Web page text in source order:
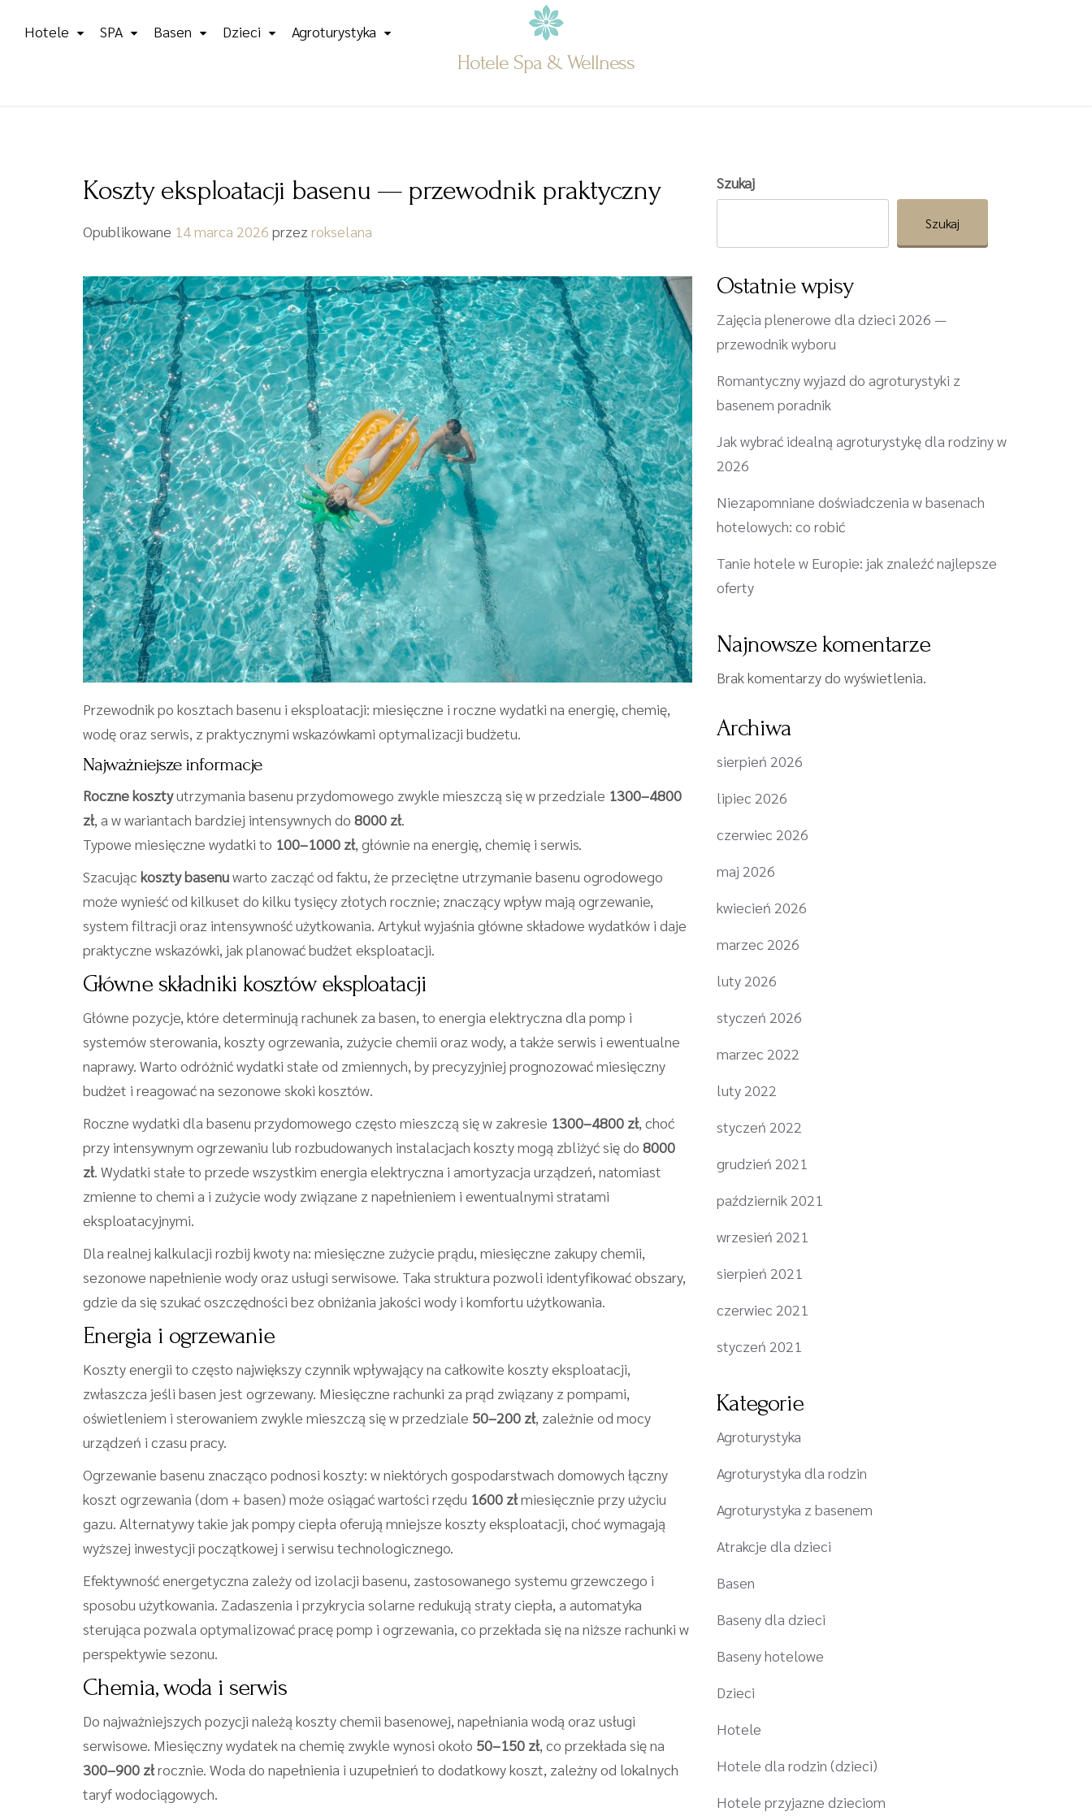
Hotele SPA Basen Dzieci Agroturystyka
Hotele Spa & Wellness
Koszty eksploatacji basenu — przewodnik praktyczny
Opublikowane 14 marca 2026 przez rokselana
Przewodnik po kosztach basenu i eksploatacji: miesięczne i roczne wydatki na energię, chemię,
wodę oraz serwis, z praktycznymi wskazówkami optymalizacji budżetu.
Najważniejsze informacje
Roczne kosztyutrzymania basenu przydomowego zwykle mieszczą się w przedziale 1300–4800
zł, a w wariantach bardziej intensywnych do 8000 zł.
Typowe miesięczne wydatki to 100–1000 zł, głównie na energię, chemię i serwis.
Szacując koszty basenuwarto zacząć od faktu, że przeciętne utrzymanie basenu ogrodowego
może wynieść od kilkuset do kilku tysięcy złotych rocznie; znaczący wpływ mają ogrzewanie,
system filtracji oraz intensywność użytkowania. Artykuł wyjaśnia główne składowe wydatków i daje
praktyczne wskazówki, jak planować budżet eksploatacji.
Główne składniki kosztów eksploatacji
Główne pozycje, które determinują rachunek za basen, to energia elektryczna dla pomp i
systemów sterowania, koszty ogrzewania, zużycie chemii oraz wody, a także serwis i ewentualne
naprawy. Warto odróżnić wydatki stałe od zmiennych, by precyzyjniej prognozować miesięczny
budżet i reagować na sezonowe skoki kosztów.
Roczne wydatki dla basenu przydomowego często mieszczą się w zakresie 1300–4800 zł, choć
przy intensywnym ogrzewaniu lub rozbudowanych instalacjach koszty mogą zbliżyć się do 8000
zł. Wydatki stałe to przede wszystkim energia elektryczna i amortyzacja urządzeń, natomiast
zmienne to chemi a i zużycie wody związane z napełnieniem i ewentualnymi stratami
eksploatacyjnymi.
Dla realnej kalkulacji rozbij kwoty na: miesięczne zużycie prądu, miesięczne zakupy chemii,
sezonowe napełnienie wody oraz usługi serwisowe. Taka struktura pozwoli identyfikować obszary,
gdzie da się szukać oszczędności bez obniżania jakości wody i komfortu użytkowania.
Energia i ogrzewanie
Koszty energii to często największy czynnik wpływający na całkowite koszty eksploatacji,
zwłaszcza jeśli basen jest ogrzewany. Miesięczne rachunki za prąd związany z pompami,
oświetleniem i sterowaniem zwykle mieszczą się w przedziale 50–200 zł, zależnie od mocy
urządzeń i czasu pracy.
Ogrzewanie basenu znacząco podnosi koszty: w niektórych gospodarstwach domowych łączny
koszt ogrzewania (dom + basen) może osiągać wartości rzędu 1600 złmiesięcznie przy użyciu
gazu. Alternatywy takie jak pompy ciepła oferują mniejsze koszty eksploatacji, choć wymagają
wyższej inwestycji początkowej i serwisu technologicznego.
Efektywność energetyczna zależy od izolacji basenu, zastosowanego systemu grzewczego i
sposobu użytkowania. Zadaszenia i przykrycia solarne redukują straty ciepła, a automatyka
sterująca pozwala optymalizować pracę pomp i ogrzewania, co przekłada się na niższe rachunki w
perspektywie sezonu.
Chemia, woda i serwis
Do najważniejszych pozycji należą koszty chemii basenowej, napełniania wodą oraz usługi
serwisowe. Miesięczny wydatek na chemię zwykle wynosi około 50–150 zł, co przekłada się na
300–900 złrocznie. Woda do napełnienia i uzupełnień to dodatkowy koszt, zależny od lokalnych
taryf wodociągowych.
Szukaj
Szukaj
Ostatnie wpisy
Zajęcia plenerowe dla dzieci 2026 —
przewodnik wyboru
Romantyczny wyjazd do agroturystyki z
basenem poradnik
Jak wybrać idealną agroturystykę dla rodziny w
2026
Niezapomniane doświadczenia w basenach
hotelowych: co robić
Tanie hotele w Europie: jak znaleźć najlepsze
oferty
Najnowsze komentarze
Brak komentarzy do wyświetlenia.
Archiwa
sierpień 2026
lipiec 2026
czerwiec 2026
maj 2026
kwiecień 2026
marzec 2026
luty 2026
styczeń 2026
marzec 2022
luty 2022
styczeń 2022
grudzień 2021
październik 2021
wrzesień 2021
sierpień 2021
czerwiec 2021
styczeń 2021
Kategorie
Agroturystyka
Agroturystyka dla rodzin
Agroturystyka z basenem
Atrakcje dla dzieci
Basen
Baseny dla dzieci
Baseny hotelowe
Dzieci
Hotele
Hotele dla rodzin (dzieci)
Hotele przyjazne dzieciom